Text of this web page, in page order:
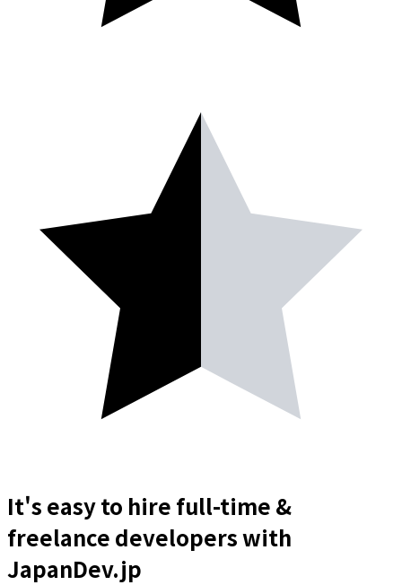
It's easy to hire full-time &
freelance developerswith
JapanDev.jp